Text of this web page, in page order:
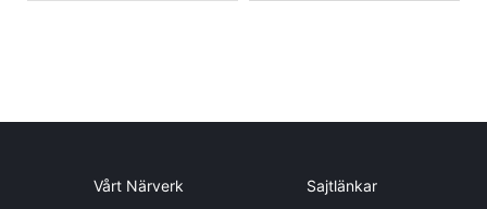
Vårt Närverk Sajtlänkar